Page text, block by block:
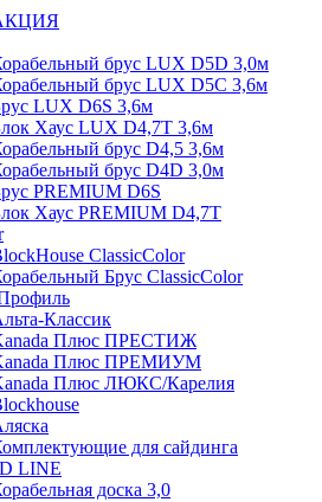
брус LUX D5D 3,0м
брус LUX D5C 3,6м
LUX D6S 3,6м
Хаус LUX D4,7T 3,6м
брус D4,5 3,6м
брус D4D 3,0м
PREMIUM D6S
Хаус PREMIUM D4,7T
ClassicColor
Брус ClassicColor
Классик
Плюс ПРЕСТИЖ
Плюс ПРЕМИУМ
Плюс ЛЮКС/Карелия
для сайдинга
LINE
доска 3,0